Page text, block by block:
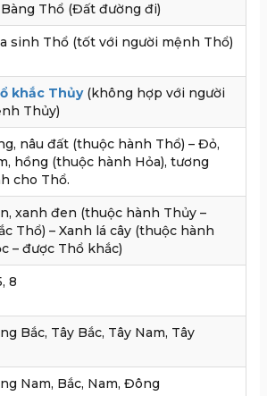
Thổ (Đất đường đi)
sinh Thổ (tốt với người mệnh Thổ)
khắc Thủy(không hợp với người
Thủy)
nâu đất (thuộc hành Thổ) – Đỏ,
hồng (thuộc hành Hỏa), tương
cho Thổ.
xanh đen (thuộc hành Thủy –
Thổ) – Xanh lá cây (thuộc hành
– được Thổ khắc)
8
Bắc, Tây Bắc, Tây Nam, Tây
Nam, Bắc, Nam, Đông